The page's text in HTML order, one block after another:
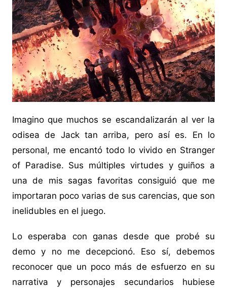
Imagino que muchos se escandalizarán al ver la
odisea de Jack tan arriba, pero así es. En lo
personal, me encantó todo lo vivido en Stranger
of Paradise. Sus múltiples virtudes y guiños a
una de mis sagas favoritas consiguió que me
importaran poco varias de sus carencias, que son
inelidubles en el juego.
Lo esperaba con ganas desde que probé su
demo y no me decepcionó. Eso sí, debemos
reconocer que un poco más de esfuerzo en su
narrativa y personajes secundarios hubiese